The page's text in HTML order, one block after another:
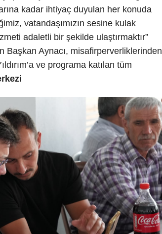
kadar ihtiyaç duyulan her konuda
vatandaşımızın sesine kulak
adaletli bir şekilde ulaştırmaktır”
Başkan Aynacı, misafirperverliklerinden
ve programa katılan tüm